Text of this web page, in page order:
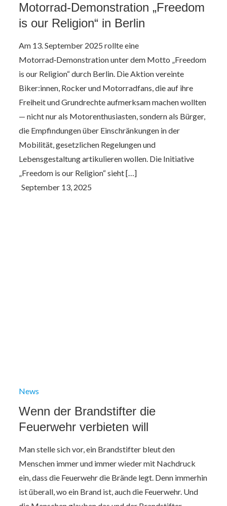
Motorrad‑Demonstration „Freedom
is our Religion“ in Berlin
Am 13. September 2025 rollte eine
Motorrad‑Demonstration unter dem Motto „Freedom
is our Religion“ durch Berlin. Die Aktion vereinte
Biker:innen, Rocker und Motorradfans, die auf ihre
Freiheit und Grundrechte aufmerksam machen wollten
— nicht nur als Motorenthusiasten, sondern als Bürger,
die Empfindungen über Einschränkungen in der
Mobilität, gesetzlichen Regelungen und
Lebensgestaltung artikulieren wollen. Die Initiative
„Freedom is our Religion“ sieht […]
News
Wenn der Brandstifter die
Feuerwehr verbieten will
Man stelle sich vor, ein Brandstifter bleut den
Menschen immer und immer wieder mit Nachdruck
ein, dass die Feuerwehr die Brände legt. Denn immerhin
ist überall, wo ein Brand ist, auch die Feuerwehr. Und